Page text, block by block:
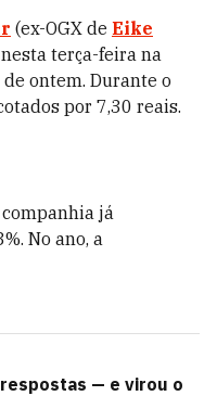
(ex-OGX de Eike
terça-feira na
ontem. Durante o
por 7,30 reais.
companhia já
No ano, a
— e virou o